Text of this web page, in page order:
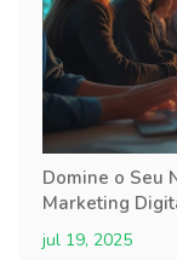
Domine o Seu
Marketing
jul 19, 2025